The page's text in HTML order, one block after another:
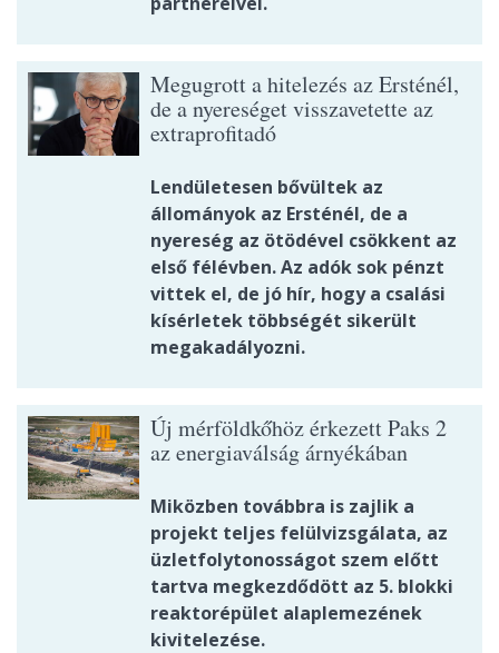
Megugrott a hitelezés az Ersténél,
de a nyereséget visszavetette az
extraprofitadó
Lendületesen bővültek az
állományok az Ersténél, de a
nyereség az ötödével csökkent az
első félévben. Az adók sok pénzt
vittek el, de jó hír, hogy a csalási
kísérletek többségét sikerült
megakadályozni.
Új mérföldkőhöz érkezett Paks 2
az energiaválság árnyékában
Miközben továbbra is zajlik a
projekt teljes felülvizsgálata, az
üzletfolytonosságot szem előtt
tartva megkezdődött az 5. blokki
reaktorépület alaplemezének
kivitelezése.